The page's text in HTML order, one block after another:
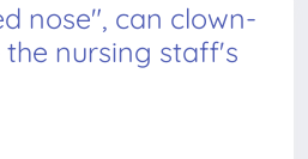
nose", can clown-
nursing staff's